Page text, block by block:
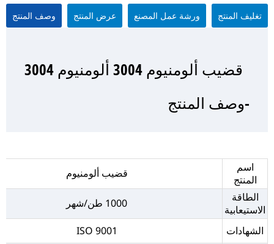
وصف المنتج عرض المنتج ورشة عمل المصنع تغليف المنتج
قضيب ألومنيوم 3004 ألومنيوم 3004
-وصف المنتج
اسم
المنتج
قضيب ألومنيوم
الطاقة
الاستيعابية
1000 طن/شهر
الشهادات ISO 9001
قضيب ألومنيوم 3004 ألومنيوم 3004
-عرض المنتج
قضيب ألومنيوم 3004 ألومنيوم 3004
- ورشة عمل المصنع
قضيب ألومنيوم 3004 ألومنيوم 3004
-تغليف المنتج